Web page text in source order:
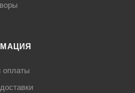
оплаты